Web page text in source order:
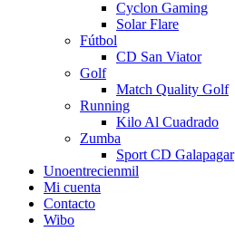
Cyclon Gaming
Solar Flare
Fútbol
CD San Viator
Golf
Match Quality Golf
Running
Kilo Al Cuadrado
Zumba
Sport CD Galapagar
Unoentrecienmil
Mi cuenta
Contacto
Wibo